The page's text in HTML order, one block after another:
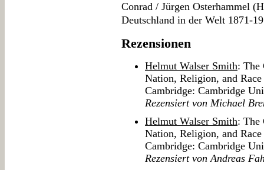
Conrad / Jürgen Osterhammel
Deutschland in der Welt 1871-
Rezensionen
Helmut Walser Smith: The
Nation, Religion, and
Cambridge: Cambridge
Rezensiert von Michael
Helmut Walser Smith: The
Nation, Religion, and
Cambridge: Cambridge
Rezensiert von Andreas